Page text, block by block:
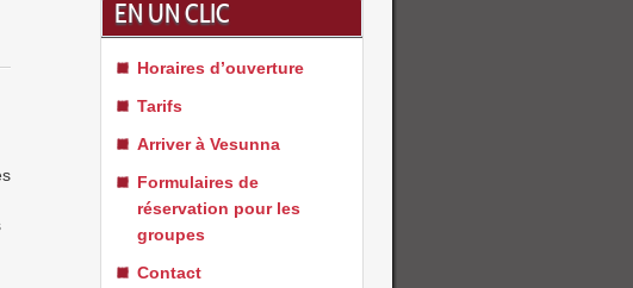
EN UN CLIC
Horaires d’ouverture
Tarifs
Arriver à Vesunna
Formulaires de
réservation pour les
groupes
Contact